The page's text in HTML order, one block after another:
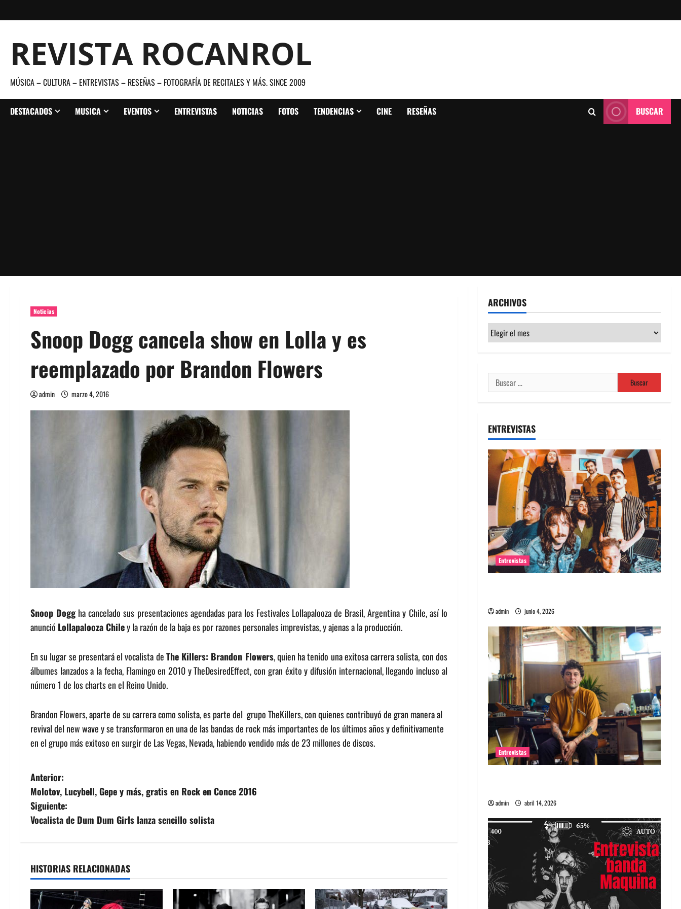
al
REVISTA ROCANROL
MÚSICA – CULTURA – ENTREVISTAS – RESEÑAS – FOTOGRAFÍA DE RECITALES Y MÁS. SINCE 2009
DESTACADOS MUSICA EVENTOS ENTREVISTAS NOTICIAS FOTOS TENDENCIAS CINE RESEÑAS BUSCAR
Noticias
Snoop Dogg cancela show en Lolla y es
reemplazado por Brandon Flowers
admin marzo 4, 2016
Snoop Dogg ha cancelado sus presentaciones agendadas para los Festivales Lollapalooza de Brasil, Argentina y Chile, así lo
anunció Lollapalooza Chiley la razón de la baja es por razones personales imprevistas, y ajenas a la producción.
En su lugar se presentará el vocalista deThe Killers: Brandon Flowers, quien ha tenido una exitosa carrera solista, con dos
álbumes lanzados a la fecha, Flamingo en 2010 y TheDesiredEffect, con gran éxito y difusión internacional, llegando incluso al
número 1 de los charts en el Reino Unido.
Brandon Flowers, aparte de su carrera como solista, es parte del grupo TheKillers, con quienes contribuyó de gran manera al
revival del new wave y se transformaron en una de las bandas de rock más importantes de los últimos años y definitivamente
en el grupo más exitoso en surgir de Las Vegas, Nevada, habiendo vendido más de 23 millones de discos.
N
a
v
g
a
Anterior:
Molotov, Lucybell, Gepe y más, gratis en Rock en Conce 2016
Siguiente:
Vocalista de Dum Dum Girls lanza sencillo solista
HISTORIAS RELACIONADAS
ARCHIVOS
Archivos
Buscar:
ENTREVISTAS
Entrevistas
admin junio 4, 2026
Entrevistas
admin abril 14, 2026